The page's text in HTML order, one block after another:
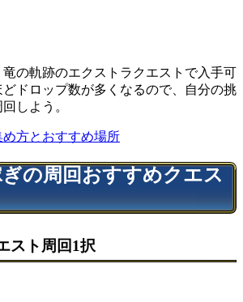
の軌跡のエクストラクエストで入手可
ドロップ数が多くなるので、自分の挑
しよう。
方とおすすめ場所
の周回おすすめクエス
スト周回1択